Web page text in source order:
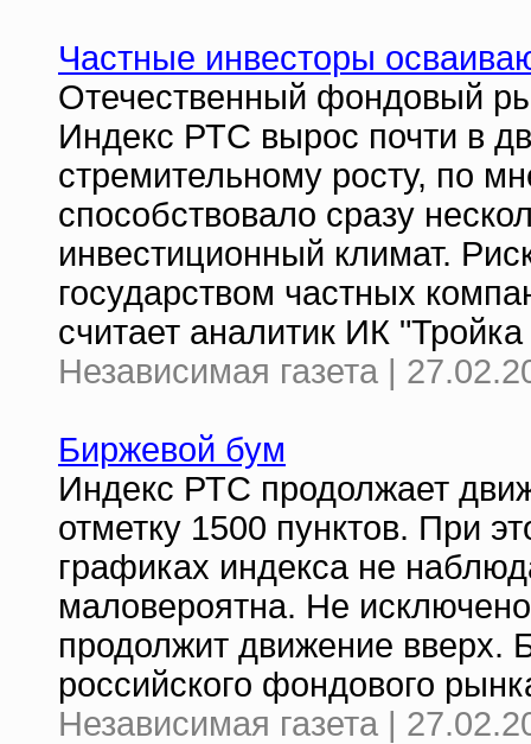
Частные инвесторы
Отечественный фондовый
Индекс РТС вырос почти в
стремительному росту, по
способствовало сразу
инвестиционный климат.
государством частных
считает аналитик ИК
Независимая газета |
Биржевой бум
Индекс РТС продолжает
отметку 1500 пунктов. При
графиках индекса не
маловероятна. Не
продолжит движение вверх.
российского фондового
Независимая газета |